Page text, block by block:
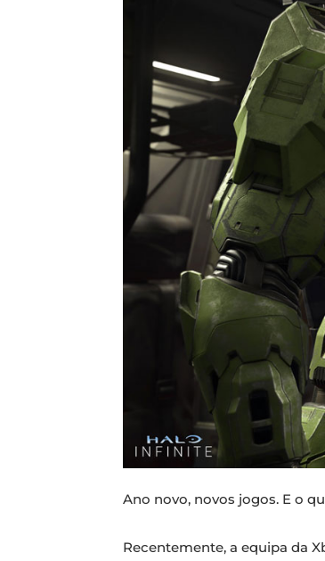
Ano novo, novos jogos. E o
Recentemente, a equipa da